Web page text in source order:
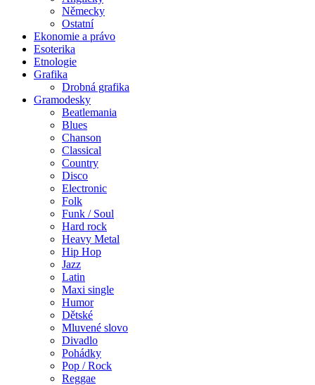
Německy
Ostatní
Ekonomie a právo
Esoterika
Etnologie
Grafika
Drobná grafika
Gramodesky
Beatlemania
Blues
Chanson
Classical
Country
Disco
Electronic
Folk
Funk / Soul
Hard rock
Heavy Metal
Hip Hop
Jazz
Latin
Maxi single
Humor
Dětské
Mluvené slovo
Divadlo
Pohádky
Pop / Rock
Reggae